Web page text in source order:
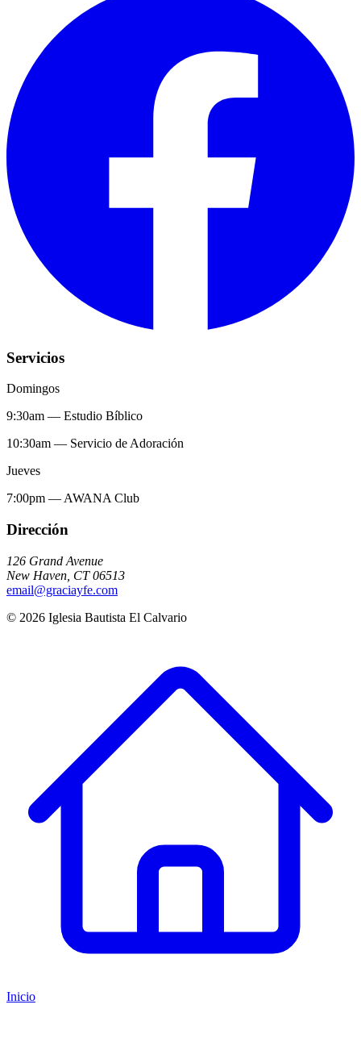
Servicios
Domingos
9:30am — Estudio Bíblico
10:30am — Servicio de Adoración
Jueves
7:00pm — AWANA Club
Dirección
126 Grand Avenue
New Haven CT 06513
email@graciayfe.com
© 2026 Iglesia Bautista El Calvario
Inicio